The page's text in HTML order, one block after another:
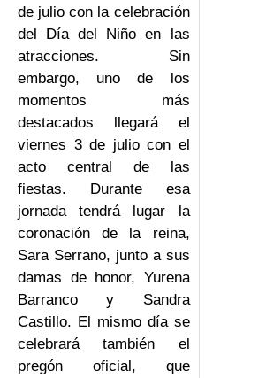
de julio con la celebración
del Día del Niño en las
atracciones. Sin
embargo, uno de los
momentos más
destacados llegará el
viernes 3 de julio con el
acto central de las
fiestas. Durante esa
jornada tendrá lugar la
coronación de la reina,
Sara Serrano, junto a sus
damas de honor, Yurena
Barranco y Sandra
Castillo. El mismo día se
celebrará también el
pregón oficial, que